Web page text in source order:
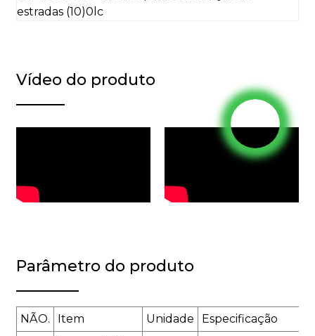
Vídeo do produto
Parâmetro do produto
NÃO. Item Unidade Especificação